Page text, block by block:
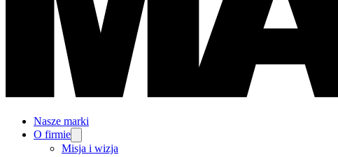
Nasze marki
O firmie
Misja i wizja